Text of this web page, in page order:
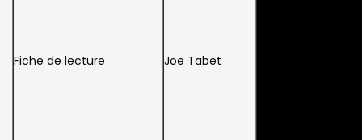
Fiche de lecture Joe Tabet